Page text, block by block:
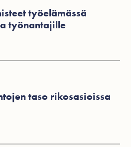
taso rikosasioissa
työelämässä
työnantajille